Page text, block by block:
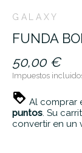
GALAXY
FUNDA
50,00 €
Impuestos
Al comprar
puntos. Su
convertir en un